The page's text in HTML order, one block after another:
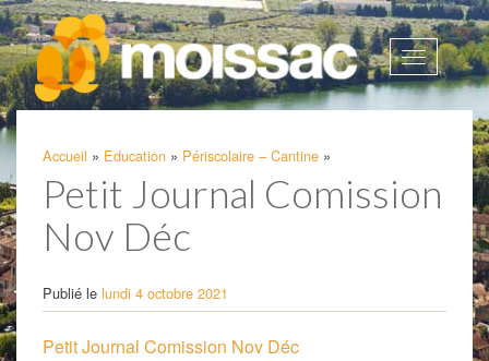
Afficher
la
Accueil » Education » Périscolaire – Cantine »
Petit Journal Comission
Nov Déc
Publié le lundi 4 octobre 2021
Petit Journal Comission Nov Déc